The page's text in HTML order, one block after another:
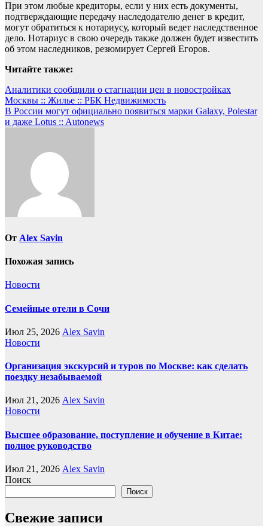
При этом любые кредиторы, если у них есть документы,
подтверждающие передачу наследодателю денег в кредит,
могут обратиться к нотариусу, который ведет наследственное
дело. Нотариус в свою очередь также должен будет известить
об этом наследников, резюмирует Сергей Егоров.
Читайте также:
Навигация
по
записям
Аналитики сообщили о стагнации цен в новостройках
Москвы :: Жилье :: РБК Недвижимость
В России могут официально появиться марки Galaxy, Polestar
и даже Lotus :: Autonews
От Alex Savin
Похожая запись
Новости
Семейные отели в Сочи
Июл 25, 2026 Alex Savin
Новости
Организация экскурсий и туров по Москве: как сделать
поездку незабываемой
Июл 21, 2026 Alex Savin
Новости
Высшее образование, поступление и обучение в Китае:
полное руководство
Июл 21, 2026 Alex Savin
Поиск
Поиск
Свежие записи